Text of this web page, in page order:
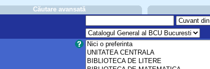
Căutare avansată